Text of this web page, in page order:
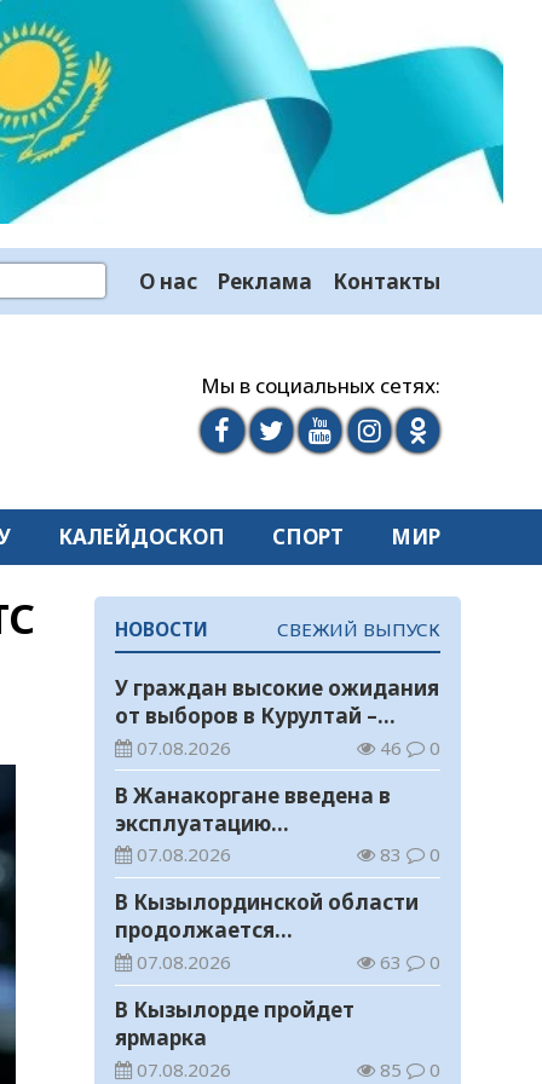
О нас Реклама Контакты
Мы в социальных сетях:
КАЛЕЙДОСКОП СПОРТ МИР
НОВОСТИ СВЕЖИЙ ВЫПУСК
У граждан высокие ожидания
от выборов в Курултай –
опрос общественного мнения
07.08.2026 46 0
В Жанакоргане введена в
эксплуатацию
водораспределительная
станция
07.08.2026 83 0
В Кызылординской области
продолжается
экологическая акция «Таза
Қазақстан»
07.08.2026 63 0
В Кызылорде пройдет
ярмарка
07.08.2026 85 0